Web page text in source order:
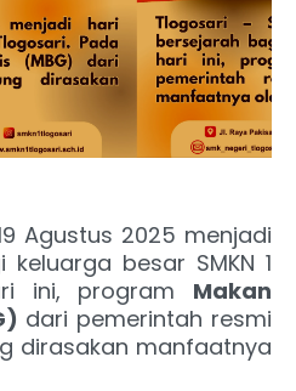
Agustus 2025 menjadi
besar SMKN 1
ini, program Makan
dari pemerintah resmi
dirasakan manfaatnya